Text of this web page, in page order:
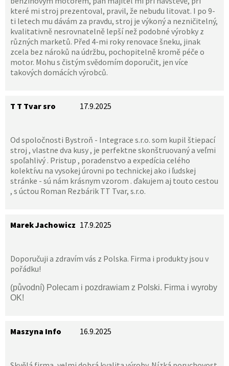
které mi stroj prezentoval, pravil, že nebudu litovat. I po 9-
ti letech mu dávám za pravdu, stroj je výkoný a nezničitelný,
kvalitativně nesrovnatelně lepší než podobné výrobky z
různých marketů. Před 4-mi roky renovace šneku, jinak
zcela bez nároků na údržbu, pochopitelně kromě péče o
motor. Mohu s čistým svědomím doporučit, jen více
takových domácích výrobců.
T T Tvar sro 17.9.2025
Od spoločnosti Bystroň - Integrace s.r.o. som kupil štiepací
stroj , vlastne dva kusy , je perfektne skonštruovaný a veľmi
spoľahlivý . Pristup , poradenstvo a expedícia celého
kolektívu na vysokej úrovni po technickej ako i ľudskej
stránke - sú nám krásnym vzorom . ďakujem aj touto cestou
, s úctou Roman Rezbárik TT Tvar, s.r.o.
Marek Jachowicz 17.9.2025
Doporučuji a zdravím vás z Polska. Firma i produkty jsou v
pořádku!
(původní) Polecam i pozdrawiam z Polski. Firma i wyroby
OK!
Maszyna Info 16.9.2025